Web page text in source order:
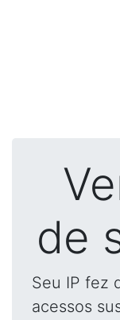
de
Seu IP fez
acessos